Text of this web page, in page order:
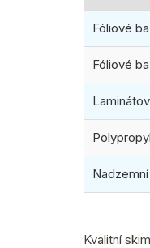
Fóliové
Fóliové
Kvalitní